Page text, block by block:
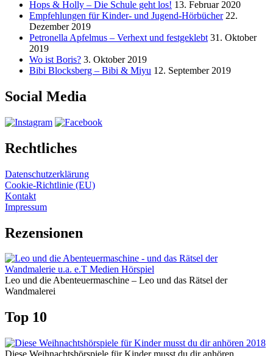
Hops & Holly – Die Schule geht los! 13. Februar 2020
Empfehlungen für Kinder- und Jugend-Hörbücher 22.
Dezember 2019
Petronella Apfelmus – Verhext und festgeklebt 31. Oktober
2019
Wo ist Boris? 3. Oktober 2019
Bibi Blocksberg – Bibi & Miyu 12. September 2019
Social Media
Rechtliches
Datenschutzerklärung
Cookie-Richtlinie (EU)
Kontakt
Impressum
Rezensionen
Leo und die Abenteuermaschine – Leo und das Rätsel der
Wandmalerei
Top 10